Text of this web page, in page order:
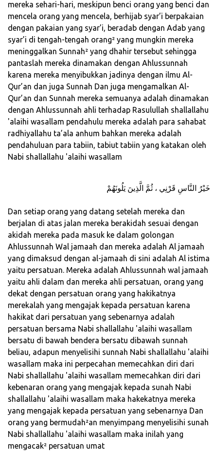
mereka sehari-hari, meskipun benci orang yang benci dan
mencela orang yang mencela, berhijab syar’i berpakaian
dengan pakaian yang syar’i, beradab dengan Adab yang
syar’i di tengah-tengah orang² yang mungkin mereka
meninggalkan Sunnah² yang dhahir tersebut sehingga
pantaslah mereka dinamakan dengan Ahlussunnah
karena mereka menyibukkan jadinya dengan ilmu Al-
Qur’an dan juga Sunnah Dan juga mengamalkan Al-
Qur’an dan Sunnah mereka semuanya adalah dinamakan
dengan Ahlussunnah ahli terhadap Rasulullah shallallahu
'alaihi wasallam pendahulu mereka adalah para sahabat
radhiyallahu ta’ala anhum bahkan mereka adalah
pendahuluan para tabiin, tabiut tabiin yang katakan oleh
Nabi shallallahu 'alaihi wasallam
خَيْرُ النَّاسِ قَرْنِي ، ثُمَّ الَّذِينَ يَلُونَهُمْ
Dan setiap orang yang datang setelah mereka dan
berjalan di atas jalan mereka berakidah sesuai dengan
akidah mereka pada masuk ke dalam golongan
Ahlussunnah Wal jamaah dan mereka adalah Al jamaah
yang dimaksud dengan al-jamaah di sini adalah Al istima
yaitu persatuan. Mereka adalah Ahlussunnah wal jamaah
yaitu ahli dalam dan mereka ahli persatuan, orang yang
dekat dengan persatuan orang yang hakikatnya
merekalah yang mengajak kepada persatuan karena
hakikat dari persatuan yang sebenarnya adalah
persatuan bersama Nabi shallallahu 'alaihi wasallam
bersatu di bawah bendera bersatu dibawah sunnah
beliau, adapun menyelisihi sunnah Nabi shallallahu 'alaihi
wasallam maka ini perpecahan memecahkan diri dari
Nabi shallallahu 'alaihi wasallam memecahkan diri dari
kebenaran orang yang mengajak kepada sunah Nabi
shallallahu 'alaihi wasallam maka hakekatnya mereka
yang mengajak kepada persatuan yang sebenarnya Dan
orang yang bermudah²an menyimpang menyelisihi sunah
Nabi shallallahu 'alaihi wasallam maka inilah yang
mengacak² persatuan umat